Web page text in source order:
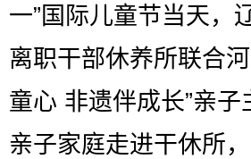
一”国际儿童节当天，
离职干部休养所联合
童心 非遗伴成长”亲
亲子家庭走进干休所